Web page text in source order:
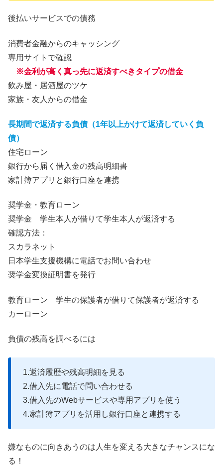
後払いサービスでの債務
消費者金融からのキャッシング
専用サイトで確認
※金利が高く真っ先に返済すべきタイプの借金
飲み屋・居酒屋のツケ
家族・友人からの借金
長期間で返済する負債（1年以上かけて返済していく負
債）
住宅ローン
銀行から届く借入金の残高明細書
家計簿アプリと銀行口座を連携
奨学金・教育ローン
奨学金 学生本人が借りて学生本人が返済する
確認方法：
スカラネット
日本学生支援機構に電話でお問い合わせ
奨学金変換証明書を発行
教育ローン 学生の保護者が借りて保護者が返済する
カーローン
負債の残高を調べるには
1.返済履歴や残高明細を見る
2.借入先に電話で問い合わせる
3.借入先のWebサービスや専用アプリを使う
4.家計簿アプリを活用し銀行口座と連携する
嫌なものに向きあうのは人生を変える大きなチャンスにな
る！